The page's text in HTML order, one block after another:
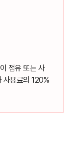
점유 또는 사
사용료의 120%